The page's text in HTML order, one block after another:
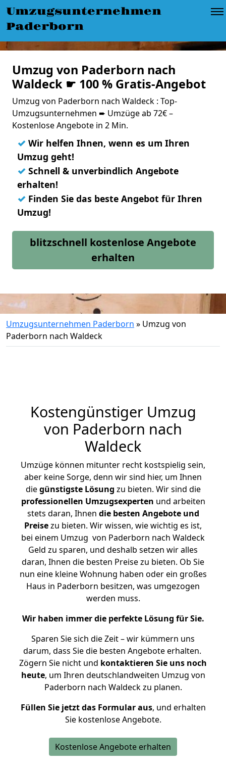
Umzugsunternehmen
Paderborn
Umzug von Paderborn nach
Waldeck ☛ 100 % Gratis-Angebot
Umzug von Paderborn nach Waldeck : Top-
Umzugsunternehmen ➨ Umzüge ab 72€ –
Kostenlose Angebote in 2 Min.
✓ Wir helfen Ihnen, wenn es um Ihren
Umzug geht!
✓ Schnell & unverbindlich Angebote
erhalten!
✓ Finden Sie das beste Angebot für Ihren
Umzug!
blitzschnell kostenlose Angebote
erhalten
Umzugsunternehmen Paderborn » Umzug von
Paderborn nach Waldeck
Kostengünstiger Umzug
von Paderborn nach
Waldeck
Umzüge können mitunter recht kostspielig sein,
aber keine Sorge, denn wir sind hier, um Ihnen
diegünstigste Lösung zu bieten. Wir sind die
professionellen Umzugsexperten und arbeiten
stets daran, Ihnen die besten Angebote und
Preisezu bieten. Wir wissen, wie wichtig es ist,
bei einem Umzug von Paderborn nach Waldeck
Geld zu sparen, und deshalb setzen wir alles
daran, Ihnen die besten Preise zu bieten. Ob Sie
nun eine kleine Wohnung haben oder ein großes
Haus in Paderborn besitzen, was umgezogen
werden muss.
Wir haben immer die perfekte Lösung für Sie.
Sparen Sie sich die Zeit – wir kümmern uns
darum, dass Sie die besten Angebote erhalten.
Zögern Sie nicht und kontaktieren Sie uns noch
heute, um Ihren deutschlandweiten Umzug von
Paderborn nach Waldeck zu planen.
Füllen Sie jetzt das Formular aus, und erhalten
Sie kostenlose Angebote.
Kostenlose Angebote erhalten